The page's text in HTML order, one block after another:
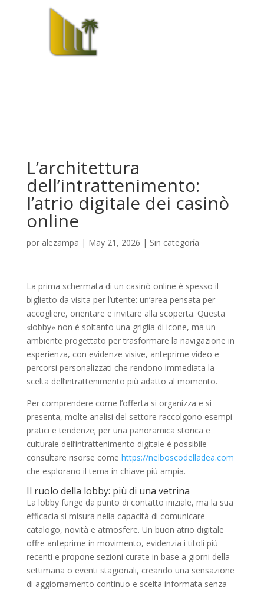
L’architettura
dell’intrattenimento:
l’atrio digitale dei casinò
online
por alezampa | May 21, 2026 | Sin categoría
La prima schermata di un casinò online è spesso il
biglietto da visita per l’utente: un’area pensata per
accogliere, orientare e invitare alla scoperta. Questa
«lobby» non è soltanto una griglia di icone, ma un
ambiente progettato per trasformare la navigazione in
esperienza, con evidenze visive, anteprime video e
percorsi personalizzati che rendono immediata la
scelta dell’intrattenimento più adatto al momento.
Per comprendere come l’offerta si organizza e si
presenta, molte analisi del settore raccolgono esempi
pratici e tendenze; per una panoramica storica e
culturale dell’intrattenimento digitale è possibile
consultare risorse come https://nelboscodelladea.com
che esplorano il tema in chiave più ampia.
Il ruolo della lobby: più di una vetrina
La lobby funge da punto di contatto iniziale, ma la sua
efficacia si misura nella capacità di comunicare
catalogo, novità e atmosfere. Un buon atrio digitale
offre anteprime in movimento, evidenzia i titoli più
recenti e propone sezioni curate in base a giorni della
settimana o eventi stagionali, creando una sensazione
di aggiornamento continuo e scelta informata senza